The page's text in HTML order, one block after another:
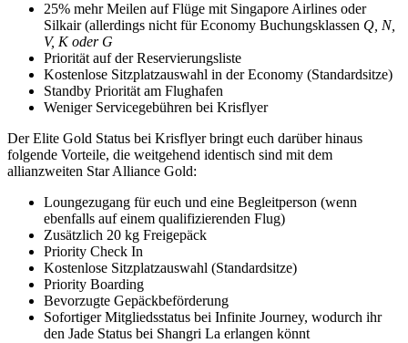
25% mehr Meilen auf Flüge mit Singapore Airlines oder
Silkair (allerdings nicht für Economy Buchungsklassen Q, N,
V, K oder G
Priorität auf der Reservierungsliste
Kostenlose Sitzplatzauswahl in der Economy (Standardsitze)
Standby Priorität am Flughafen
Weniger Servicegebühren bei Krisflyer
Der Elite Gold Status bei Krisflyer bringt euch darüber hinaus
folgende Vorteile, die weitgehend identisch sind mit dem
allianzweiten Star Alliance Gold:
Loungezugang für euch und eine Begleitperson (wenn
ebenfalls auf einem qualifizierenden Flug)
Zusätzlich 20 kg Freigepäck
Priority Check In
Kostenlose Sitzplatzauswahl (Standardsitze)
Priority Boarding
Bevorzugte Gepäckbeförderung
Sofortiger Mitgliedsstatus bei Infinite Journey, wodurch ihr
den Jade Status bei Shangri La erlangen könnt